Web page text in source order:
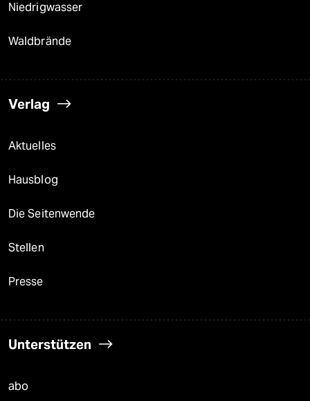
Niedrigwasser
Waldbrände
Verlag
Aktuelles
Hausblog
Die Seitenwende
Stellen
Presse
Unterstützen
abo